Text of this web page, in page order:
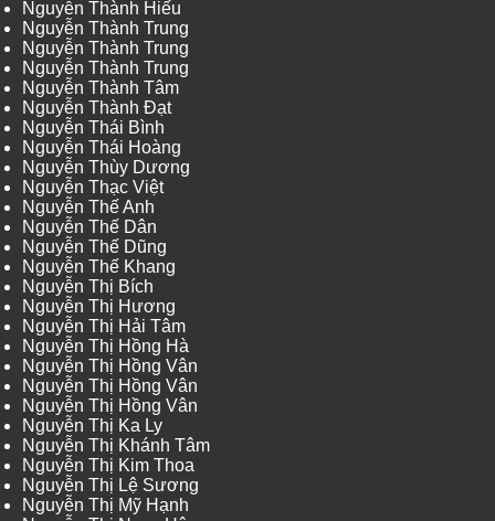
Nguyễn Thành Hiếu
Nguyễn Thành Trung
Nguyễn Thành Trung
Nguyễn Thành Trung
Nguyễn Thành Tâm
Nguyễn Thành Đạt
Nguyễn Thái Bình
Nguyễn Thái Hoàng
Nguyễn Thùy Dương
Nguyễn Thạc Việt
Nguyễn Thế Anh
Nguyễn Thế Dân
Nguyễn Thế Dũng
Nguyễn Thế Khang
Nguyễn Thị Bích
Nguyễn Thị Hương
Nguyễn Thị Hải Tâm
Nguyễn Thị Hồng Hà
Nguyễn Thị Hồng Vân
Nguyễn Thị Hồng Vân
Nguyễn Thị Hồng Vân
Nguyễn Thị Ka Ly
Nguyễn Thị Khánh Tâm
Nguyễn Thị Kim Thoa
Nguyễn Thị Lệ Sương
Nguyễn Thị Mỹ Hạnh